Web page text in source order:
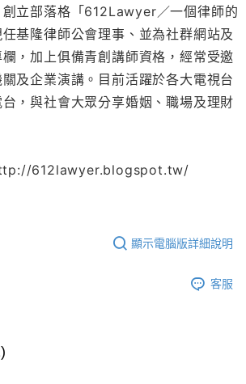
立部落格「612Lawyer／一個律師的
基隆律師公會理事、並為社群網站及
，加上俱備青創講師資格，經常受邀
及企業演講。目前活躍於各大電視台
，與社會大眾分享婚姻、職場及理財
612lawyer.blogspot.tw/
顯示電腦版詳細說明
客服